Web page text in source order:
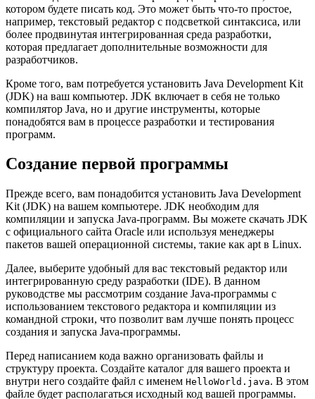
котором будете писать код. Это может быть что-то простое,
например, текстовый редактор с подсветкой синтаксиса, или
более продвинутая интегрированная среда разработки,
которая предлагает дополнительные возможности для
разработчиков.
Кроме того, вам потребуется установить Java Development Kit
(JDK) на ваш компьютер. JDK включает в себя не только
компилятор Java, но и другие инструменты, которые
понадобятся вам в процессе разработки и тестирования
программ.
Создание первой программы
Прежде всего, вам понадобится установить Java Development
Kit (JDK) на вашем компьютере. JDK необходим для
компиляции и запуска Java-программ. Вы можете скачать JDK
с официального сайта Oracle или используя менеджеры
пакетов вашей операционной системы, такие как apt в Linux.
Далее, выберите удобный для вас текстовый редактор или
интегрированную среду разработки (IDE). В данном
руководстве мы рассмотрим создание Java-программы с
использованием текстового редактора и компиляции из
командной строки, что позволит вам лучше понять процесс
создания и запуска Java-программы.
Перед написанием кода важно организовать файлы и
структуру проекта. Создайте каталог для вашего проекта и
внутри него создайте файл с именем HelloWorld.java. В этом
файле будет располагаться исходный код вашей программы.